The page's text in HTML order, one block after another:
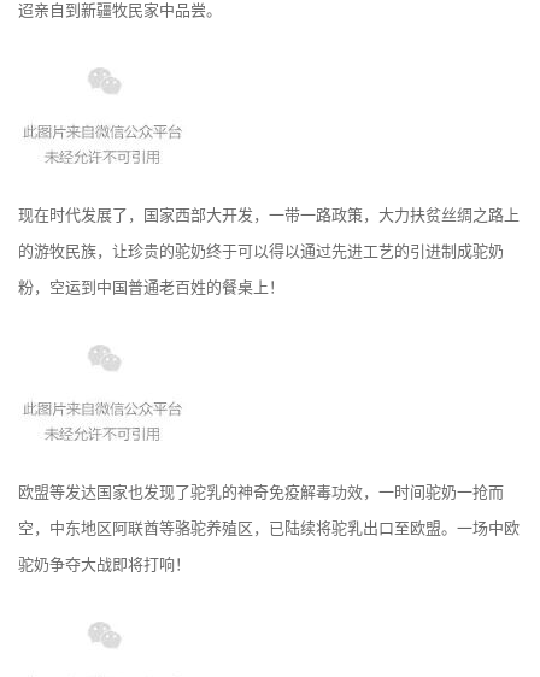
迢亲自到新疆牧民家中品尝。
现在时代发展了，国家西部大开发，一带一路政策，大力扶贫丝绸之路上
的游牧民族，让珍贵的驼奶终于可以得以通过先进工艺的引进制成驼奶
粉，空运到中国普通老百姓的餐桌上！
欧盟等发达国家也发现了驼乳的神奇免疫解毒功效，一时间驼奶一抢而
空，中东地区阿联酋等骆驼养殖区，已陆续将驼乳出口至欧盟。一场中欧
驼奶争夺大战即将打响！